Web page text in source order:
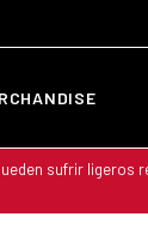
sufrir ligeros